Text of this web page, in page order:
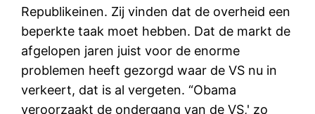
Republikeinen. Zij vinden dat de overheid een
beperkte taak moet hebben. Dat de markt de
afgelopen jaren juist voor de enorme
problemen heeft gezorgd waar de VS nu in
verkeert, dat is al vergeten. “Obama
veroorzaakt de ondergang van de VS,' zo